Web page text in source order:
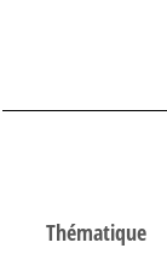
Thématique